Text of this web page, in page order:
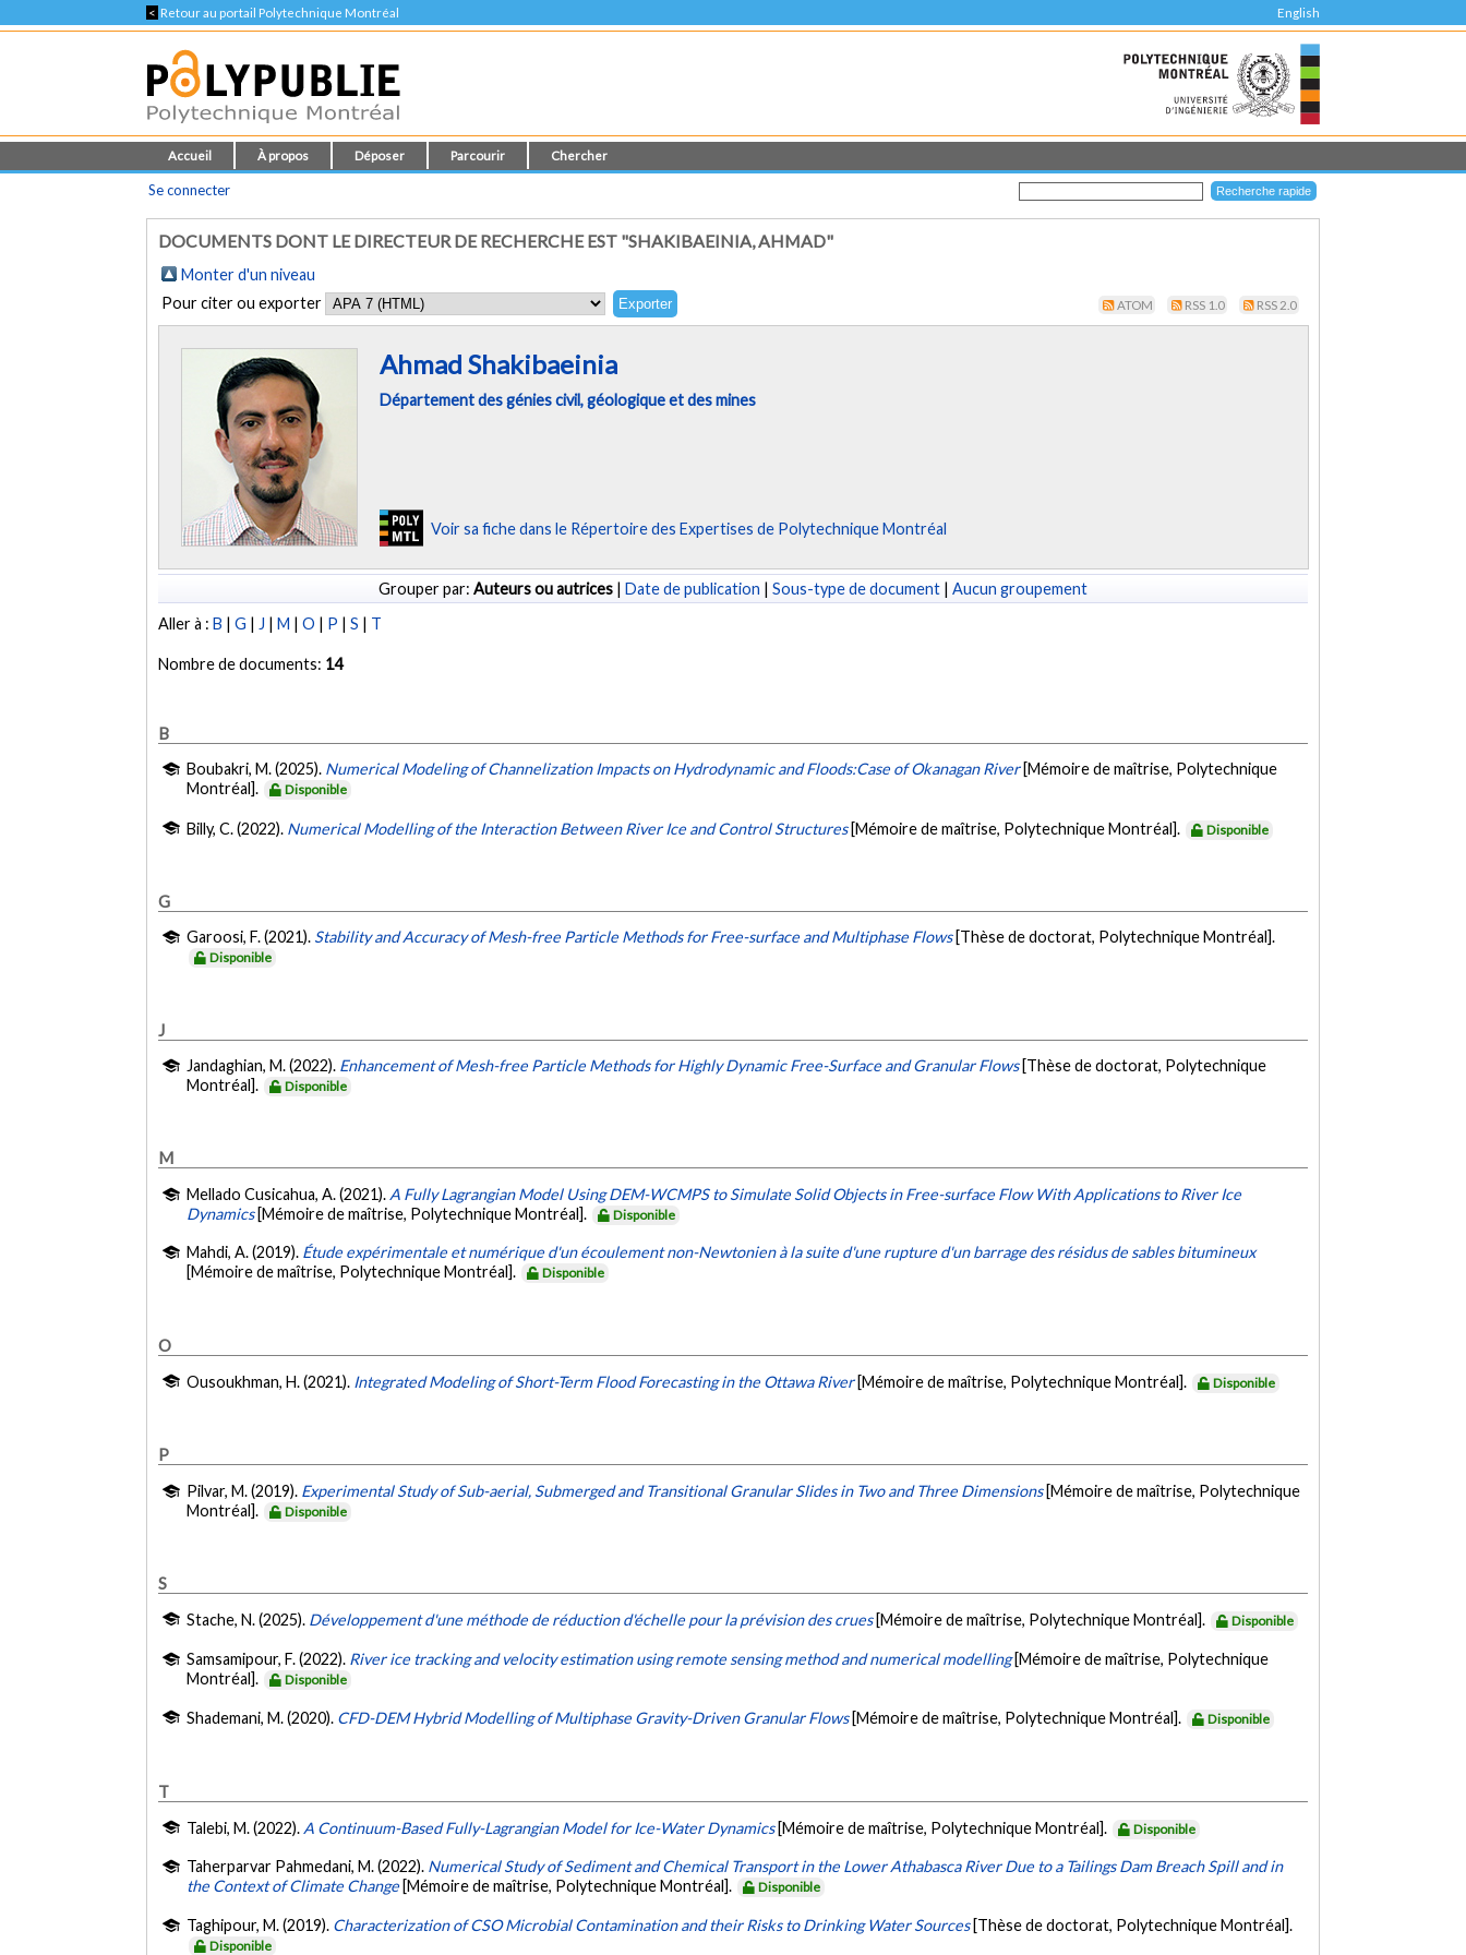
< Retour au portail Polytechnique Montréal English
Accueil À propos Déposer Parcourir Chercher
Se connecter
DOCUMENTS DONT LE DIRECTEUR DE RECHERCHE EST "SHAKIBAEINIA, AHMAD"
Monter d'un niveau
Pour citer ou exporter
ATOM RSS 1.0 RSS 2.0
Ahmad Shakibaeinia
Département des génies civil, géologique et des mines
Voir sa fiche dans le Répertoire des Expertises de Polytechnique Montréal
Grouper par: Auteurs ou autrices | Date de publication | Sous-type de document | Aucun groupement
Aller à :B |G | J |M |O | P |S | T
Nombre de documents: 14
B
Boubakri, M. (2025). Numerical Modeling of Channelization Impacts on Hydrodynamic and Floods:Case of Okanagan River [Mémoire de maîtrise, Polytechnique
Montréal].
Disponible
Billy, C. (2022). Numerical Modelling of the Interaction Between River Ice and Control Structures [Mémoire de maîtrise, Polytechnique Montréal]. Disponible
G
Garoosi, F. (2021). Stability and Accuracy of Mesh-free Particle Methods for Free-surface and Multiphase Flows [Thèse de doctorat, Polytechnique Montréal].
Disponible
J
Jandaghian, M. (2022). Enhancement of Mesh-free Particle Methods for Highly Dynamic Free-Surface and Granular Flows [Thèse de doctorat, Polytechnique
Montréal].
Disponible
M
Mellado Cusicahua, A. (2021). A Fully Lagrangian Model Using DEM-WCMPS to Simulate Solid Objects in Free-surface Flow With Applications to River Ice
Dynamics [Mémoire de maîtrise, Polytechnique Montréal]. Disponible
Mahdi, A. (2019). Étude expérimentale et numérique d'un écoulement non-Newtonien à la suite d'une rupture d'un barrage des résidus de sables bitumineux
[Mémoire de maîtrise, Polytechnique Montréal].
Disponible
O
Ousoukhman, H. (2021). Integrated Modeling of Short-Term Flood Forecasting in the Ottawa River [Mémoire de maîtrise, Polytechnique Montréal]. Disponible
P
Pilvar, M. (2019). Experimental Study of Sub-aerial, Submerged and Transitional Granular Slides in Two and Three Dimensions [Mémoire de maîtrise, Polytechnique
Montréal].
Disponible
S
Stache, N. (2025). Développement d'une méthode de réduction d'échelle pour la prévision des crues [Mémoire de maîtrise, Polytechnique Montréal]. Disponible
Samsamipour, F. (2022). River ice tracking and velocity estimation using remote sensing method and numerical modelling [Mémoire de maîtrise, Polytechnique
Montréal].
Disponible
Shademani, M. (2020). CFD-DEM Hybrid Modelling of Multiphase Gravity-Driven Granular Flows [Mémoire de maîtrise, Polytechnique Montréal]. Disponible
T
Talebi, M. (2022). A Continuum-Based Fully-Lagrangian Model for Ice-Water Dynamics [Mémoire de maîtrise, Polytechnique Montréal]. Disponible
Taherparvar Pahmedani, M. (2022). Numerical Study of Sediment and Chemical Transport in the Lower Athabasca River Due to a Tailings Dam Breach Spill and in
the Context of Climate Change [Mémoire de maîtrise, Polytechnique Montréal]. Disponible
Taghipour, M. (2019). Characterization of CSO Microbial Contamination and their Risks to Drinking Water Sources [Thèse de doctorat, Polytechnique Montréal].
Disponible